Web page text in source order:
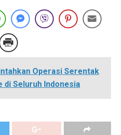
Operasi Serentak
di Seluruh Indonesia